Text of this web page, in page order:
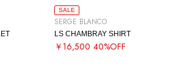
SALE
SERGE BLANCO
LS CHAMBRAY SHIRT
￥16,500 40%OFF